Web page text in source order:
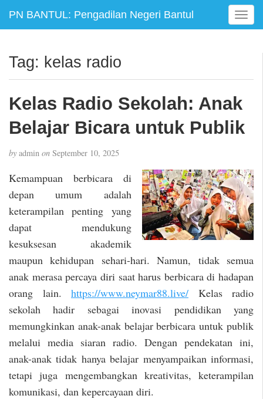
PN BANTUL: Pengadilan Negeri Bantul
T
o
e
a
i
t
i
o
n
Tag: kelas radio
Kelas Radio Sekolah: Anak
Belajar Bicara untuk Publik
by admin on September 10, 2025
Kemampuan berbicara di
depan umum adalah
keterampilan penting yang
dapat mendukung
kesuksesan akademik
maupun kehidupan sehari-hari. Namun, tidak semua
anak merasa percaya diri saat harus berbicara di hadapan
orang lain. https://www.neymar88.live/ Kelas radio
sekolah hadir sebagai inovasi pendidikan yang
memungkinkan anak-anak belajar berbicara untuk publik
melalui media siaran radio. Dengan pendekatan ini,
anak-anak tidak hanya belajar menyampaikan informasi,
tetapi juga mengembangkan kreativitas, keterampilan
komunikasi, dan kepercayaan diri.